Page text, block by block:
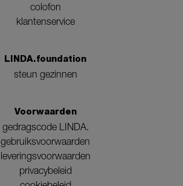
colofon
klantenservice
LINDA.foundation
steun gezinnen
Voorwaarden
gedragscode LINDA.
gebruiksvoorwaarden
leveringsvoorwaarden
privacybeleid